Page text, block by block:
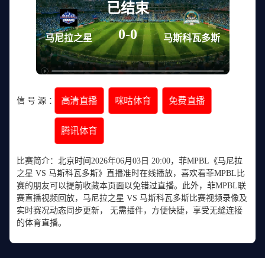
马尼拉之星
已结束
0-0
马斯科瓦多斯
信 号 源 ： 高清直播 咪咕体育 免费直播
腾讯体育
比赛简介：北京时间2026年06月03日 20:00，菲MPBL《马尼拉
之星 VS 马斯科瓦多斯》直播准时在线播放，喜欢看菲MPBL比
赛的朋友可以提前收藏本页面以免错过直播。此外，菲MPBL联
赛直播视频回放，马尼拉之星 VS 马斯科瓦多斯比赛视频录像及
实时赛况动态同步更新， 无需插件，方便快捷，享受无缝连接
的体育直播。